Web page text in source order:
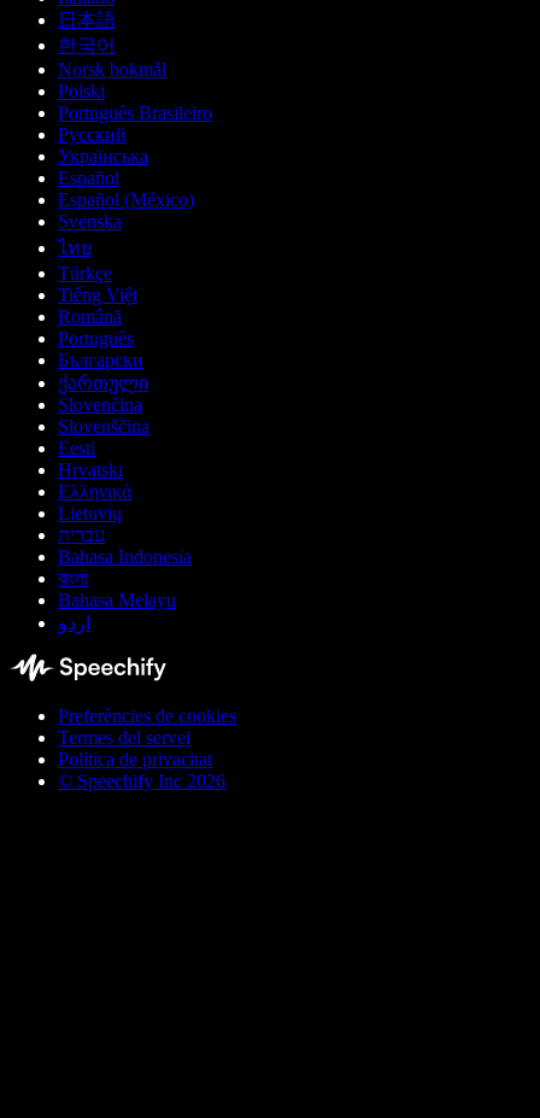
日本語
한국어
Norsk bokmål
Polski
Português Brasileiro
Русский
Українська
Español
Español (México)
Svenska
ไทย
Türkçe
Tiếng Việt
Română
Português
Български
ქართული
Slovenčina
Slovenščina
Eesti
Hrvatski
Ελληνικά
Lietuvių
עברית
Bahasa Indonesia
বাংলা
Bahasa Melayu
اردو
Preferències de cookies
Termes del servei
Política de privacitat
© Speechify Inc 2026